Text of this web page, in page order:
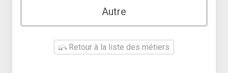
Autre
Retour à la liste des métiers